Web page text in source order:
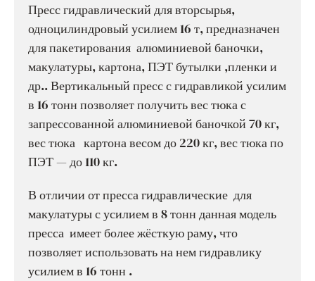
Пресс гидравлический для вторсырья,
одноцилиндровый усилием 16 т, предназначен
для пакетирования алюминиевой баночки,
макулатуры, картона, ПЭТ бутылки ,пленки и
др.. Вертикальный пресс с гидравликой усилим
в 16 тонн позволяет получить вес тюка с
запрессованной алюминиевой баночкой 70 кг,
вес тюка картона весом до 220 кг, вес тюка по
ПЭТ — до 110 кг.
В отличии от пресса гидравлические для
макулатуры с усилием в 8 тонн данная модель
пресса имеет более жёсткую раму, что
позволяет использовать на нем гидравлику
усилием в 16 тонн .